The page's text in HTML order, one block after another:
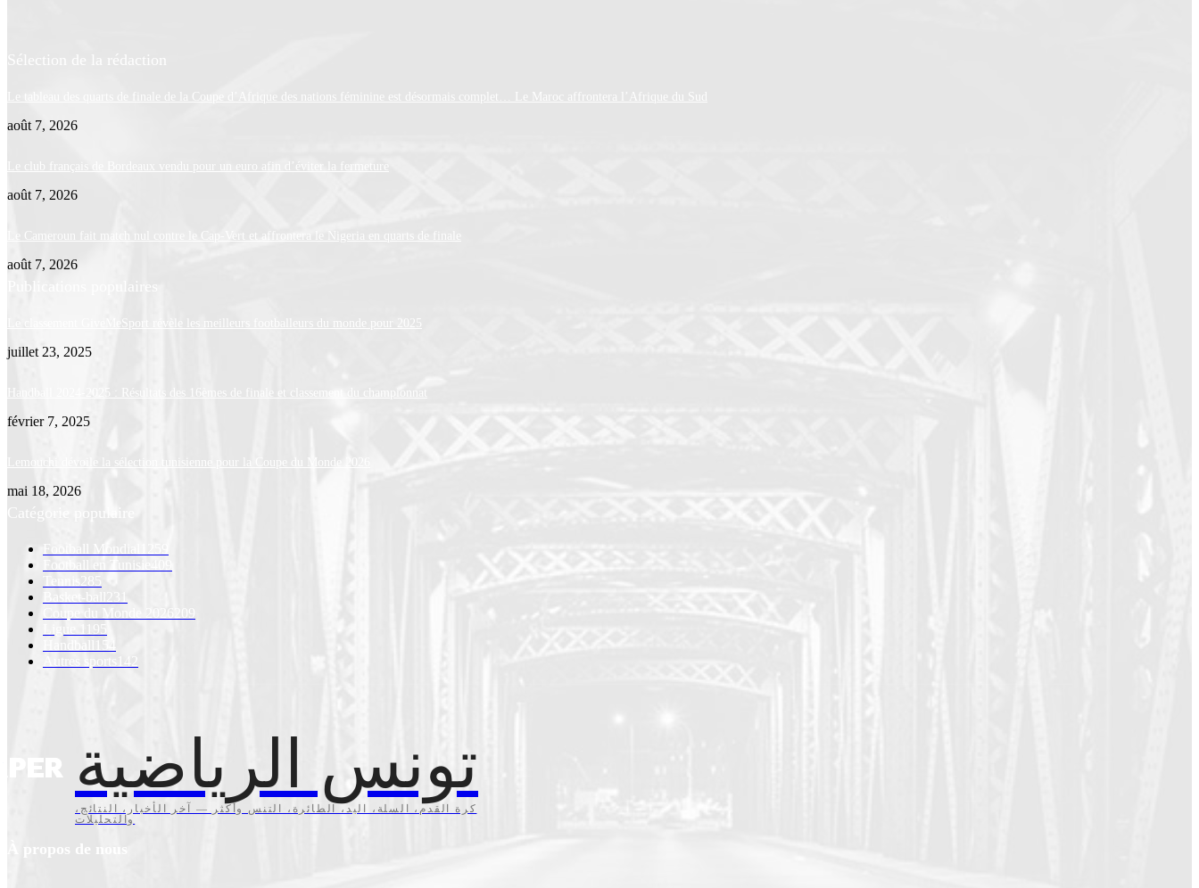
Sélection de la rédaction
Le tableau des quarts de finale de la Coupe d’Afrique des nations féminine est désormais complet… Le Maroc affrontera l’Afrique du Sud
août 7, 2026
Le club français de Bordeaux vendu pour un euro afin d’éviter la fermeture
août 7, 2026
Le Cameroun fait match nul contre le Cap-Vert et affrontera le Nigeria en quarts de finale
août 7, 2026
Publications populaires
Le classement GiveMeSport révèle les meilleurs footballeurs du monde pour 2025
juillet 23, 2025
Handball 2024-2025 : Résultats des 16èmes de finale et classement du championnat
février 7, 2025
Lemouchi dévoile la sélection tunisienne pour la Coupe du Monde 2026
mai 18, 2026
Catégorie populaire
Football Mondial
Football en Tunisie
Basket-ball
Coupe du Monde 2026
195
154
Autres sports 142
تونس الرياضية
كرة القدم، السلة، اليد، الطائرة، التنس وأكثر — آخر الأخبار، النتائج،
والتحليلات
À propos de nous